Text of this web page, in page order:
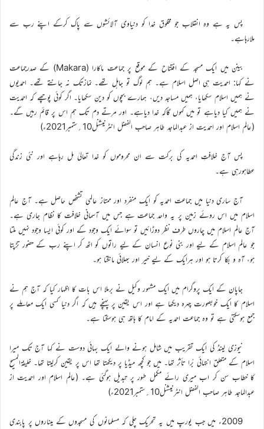
پس یہ ہے وہ انقلاب جو مخلوق خدا کو دنیاوی آلائشوں سے پاک کرکے اپنے رب سے
ملارہاہے۔
بینن میں ایک مسجد کے افتتاح کے موقع پر جماعت ماکارا (Makara) کے صدرجماعت
نے کہا: احمدیت ہی اصل اسلام ہے۔ ہم لوگ تو جاہل تھے۔ نمازتک نہ جانتے تھے۔ احمدیوں
نے ہمیں اسلام سکھایا، ہمیں مساجد دیں، ہمارے بچوں کو دین سکھایا۔ اگر کوئی پوچھے کہ احمدیت
نے ہمیں کیا دیاہے تو میں کہوں گاکہ خدا دیاہے۔ اور مرتے دم تک ہم اس پر قائم رہیں گے۔
(عالم اسلام اور احمدیت از عبدالماجد طاہر صاحب الفضل انٹرنیشنل10؍ستمبر2021ء)
پس آج خلافتِ احمدیہ کی برکت سے ان محروموں کو خدا تعالیٰ مل رہاہے اور نئی زندگی
عطاہورہی ہے۔
آج ساری دنیا میں جماعت احمدیہ کو ایک منفرد اور ممتاز عالمی تشخص حاصل ہے۔ آج عالم
اسلام میں اس روئے زمین پر یہ واحد جماعت ہے جس میں آسمانی خلافت کا نظام جاری ہے۔
آج عالم اسلام میں چاروں طرف نظر دوڑائیں تو سوائے ایک وجود کے اور کوئی ایسا وجود نہیں ملتا
جو عالم اسلام کے لیے اور بنی نوع انسان کے لیے راتوں کو اٹھ کر اپنے رب کے حضور تڑپتا
ہو، آہ و بکا کرتا ہو اور ہرایک کے لیے خیر اور بھلائی مانگتا ہو۔
جاپان کے ایک پروگرام میں ایک مشہور وکیل نے برملا اس بات کا اظہار کیا کہ آج ہم نے
اسلام کا ایک خوبصورت چہرہ دیکھا ہے اور اس یقین پر پہنچے ہیں کہ اگر دنیا کسی ایک معاملے پر
جمع ہوسکتی ہے تو وہ جماعت احمدیہ کے امام کا ہاتھ ہی ہوسکتا ہے۔
نیوزی لینڈ کی ایک تقریب میں شامل ہونے والے ایک بہائی دوست نے کہا آج تک میرا
اسلام کے متعلق انتہائی بُرا تأثر تھا۔ میں جو کچھ میڈیا پر دیکھتا تھا اس پر یقین کرلیتا تھا۔ خلیفۃالمسیح
کا خطاب سن کر اب میری رائے مکمل طور پر تبدیل ہوگئی ہے۔ (عالم اسلام اور احمدیت از
عبدالماجد طاہر صاحب الفضل انٹرنیشنل10؍ستمبر2021ء)
2009ء میں جب یورپ میں یہ تحریک چلی کہ مسلمانوں کی مسجدوں کے میناروں پر پابندی